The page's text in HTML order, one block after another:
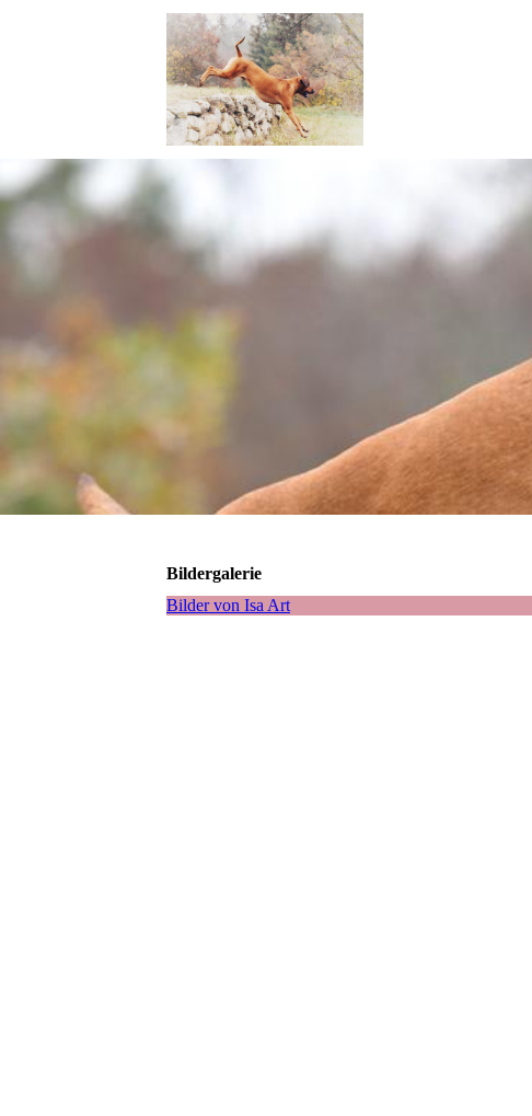
Bildergalerie
Bilder von Isa Art